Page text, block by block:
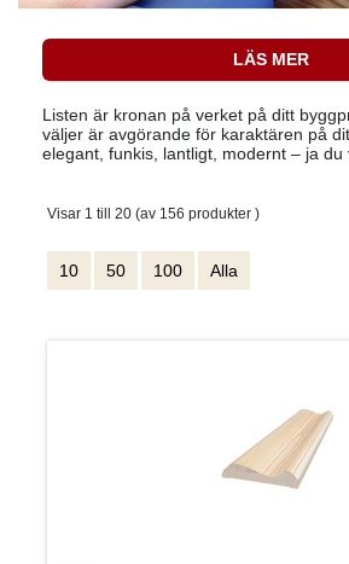
LÄS MER
Listen är kronan på verket på ditt
väljer är avgörande för karaktären på
elegant, funkis, lantligt, modernt – ja du
Visar 1 till 20 (av 156 produkter )
10 50 100 Alla